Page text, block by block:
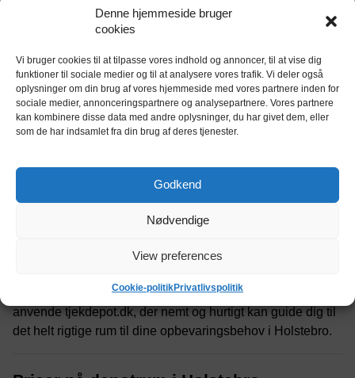
Denne hjemmeside bruger
cookies
Vi bruger cookies til at tilpasse vores indhold og annoncer, til at vise dig
funktioner til sociale medier og til at analysere vores trafik. Vi deler også
oplysninger om din brug af vores hjemmeside med vores partnere inden for
sociale medier, annonceringspartnere og analysepartnere. Vores partnere
kan kombinere disse data med andre oplysninger, du har givet dem, eller
som de har indsamlet fra din brug af deres tjenester.
Godkend
Nødvendige
View preferences
Cookie-politikPrivatlivspolitik
opbevaringsmuligheder. Desuden er Holstebro kendt for et
blomstrende kulturliv og høj livskvalitet, hvilket tiltrekker
mange nye beboere. Og skal man flytte til byen, er der
altså rig mulighed for at opmagasinere sine møbler og
andet bohave i et af de mange lagerhoteller i Holstebro,
indtil man har fået ordnet sin nye boligsituation.
Et stigende antal danskere vælger at benytte self storage
som en fleksibel og sikker løsning på pladsmangel. I
Holstebro er der også gode muligheder for dette, med flere
du selv fuld kontrol over dit depotrum i Holstebro, og du
at gå galt i byen med størrelsen på dit depotrum, kan du
anvende tjekdepot.dk, der nemt og hurtigt kan guide dig til
det helt rigtige rum til dine opbevaringsbehov i Holstebro.